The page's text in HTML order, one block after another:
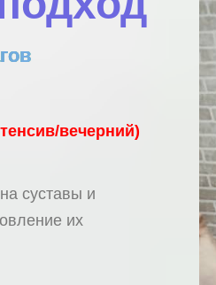
вечерний)
суставы и
их